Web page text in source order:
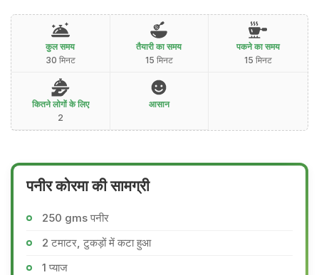
कुल समय
30 मिनट
तैयारी का समय
15 मिनट
पकने का समय
15 मिनट
कितने लोगों के लिए
2
आसान
पनीर कोरमा की सामग्री
250 gms पनीर
2 टमाटर, टुकड़ों में कटा हुआ
1 प्याज